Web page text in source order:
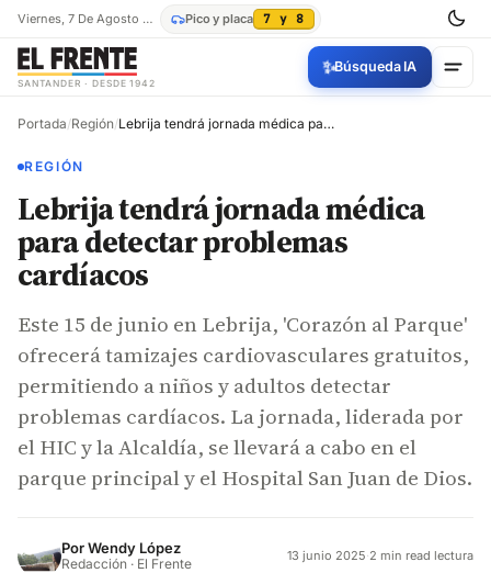
Viernes, 7 De Agosto De 2026 Pico y placa 7 y 8
SANTANDER · DESDE 1942
✨Búsqueda IA
Portada/Región/ Lebrija tendrá jornada médica para detectar problemas cardíacos
REGIÓN
Lebrija tendrá jornada médica
para detectar problemas
cardíacos
Este 15 de junio en Lebrija, 'Corazón al Parque'
ofrecerá tamizajes cardiovasculares gratuitos,
permitiendo a niños y adultos detectar
problemas cardíacos. La jornada, liderada por
el HIC y la Alcaldía, se llevará a cabo en el
parque principal y el Hospital San Juan de Dios.
PorWendy López
Redacción · El Frente 13 junio 2025·2 min read lectura